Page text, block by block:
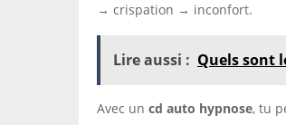
→ crispation → inconfort.
Lire aussi : Quels sont
Avec un cd auto hypnose, tu